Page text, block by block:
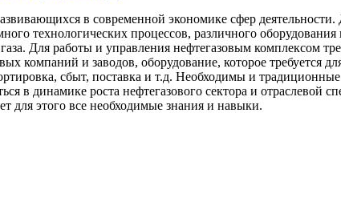
в современной экономике сфер
технологических процессов, различного
Для работы и управления нефтегазовым комплексом
компаний и заводов, оборудование, которое требуется
сбыт, поставка и т.д. Необходимы и
в динамике роста нефтегазового сектора и
для этого все необходимые знания и навыки.